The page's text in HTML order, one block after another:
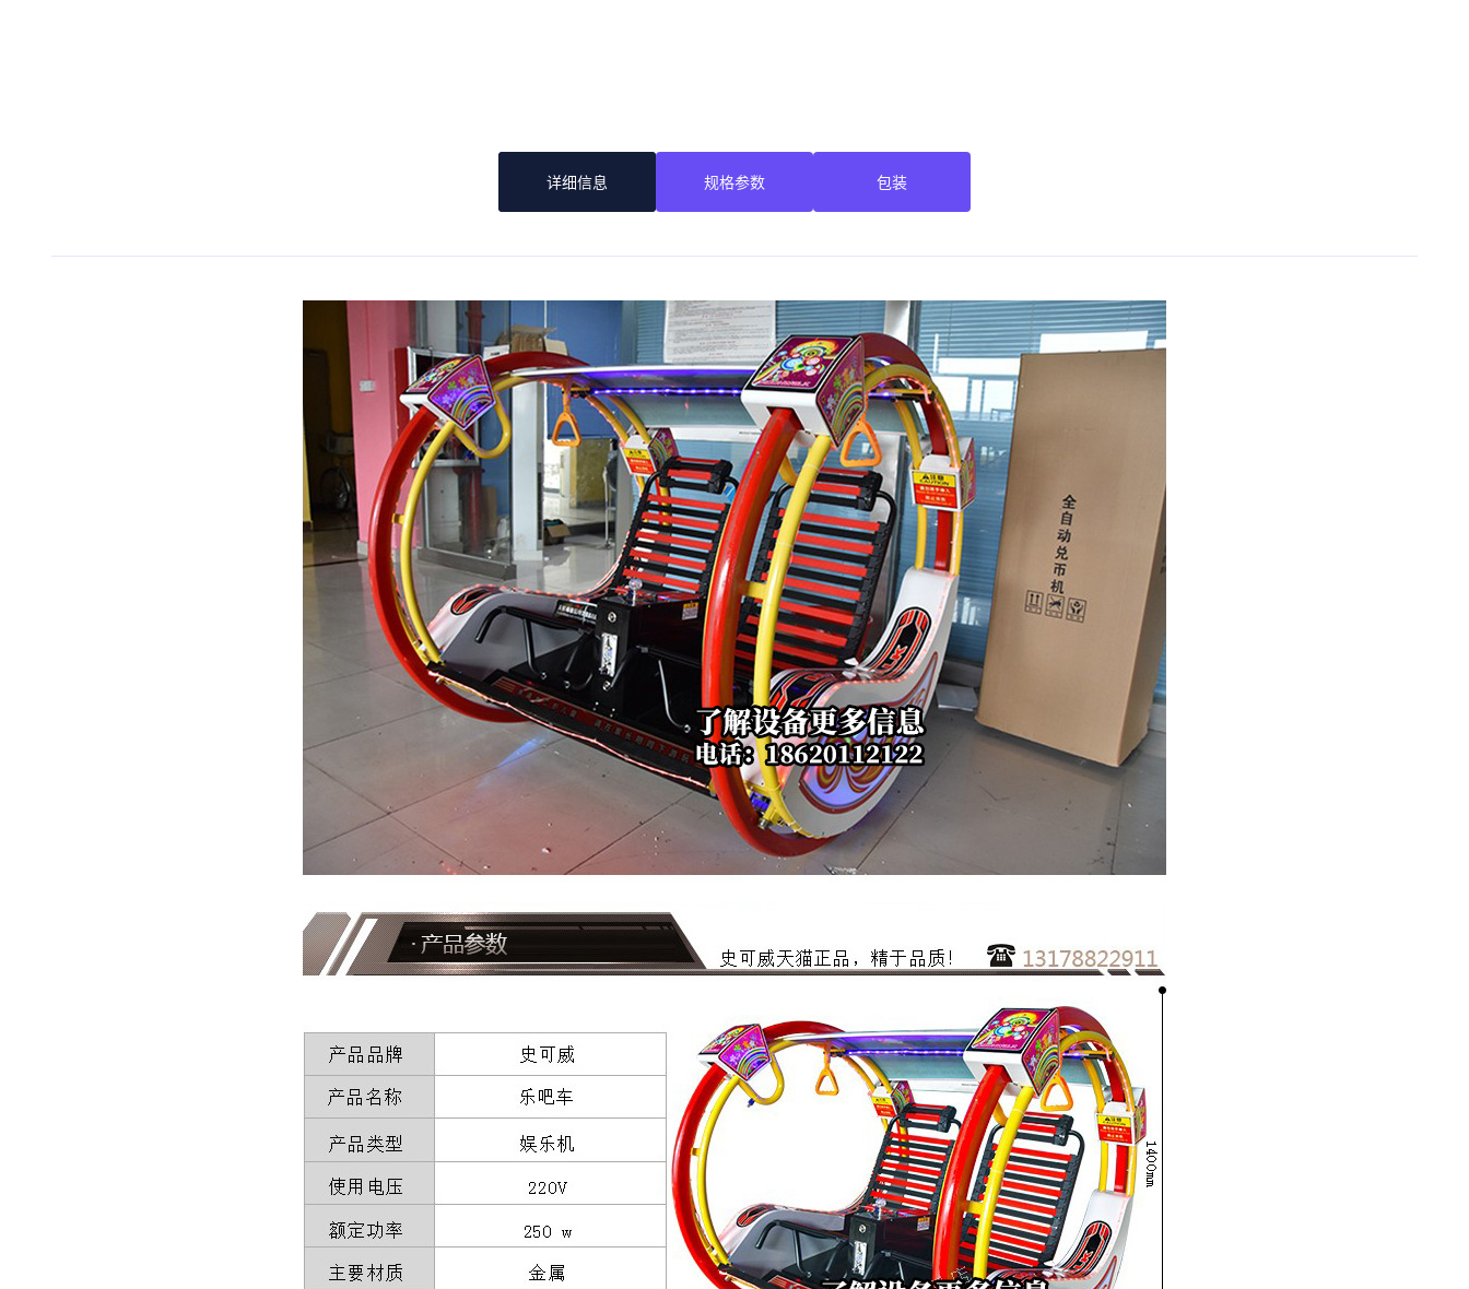
详细信息 规格参数 包装